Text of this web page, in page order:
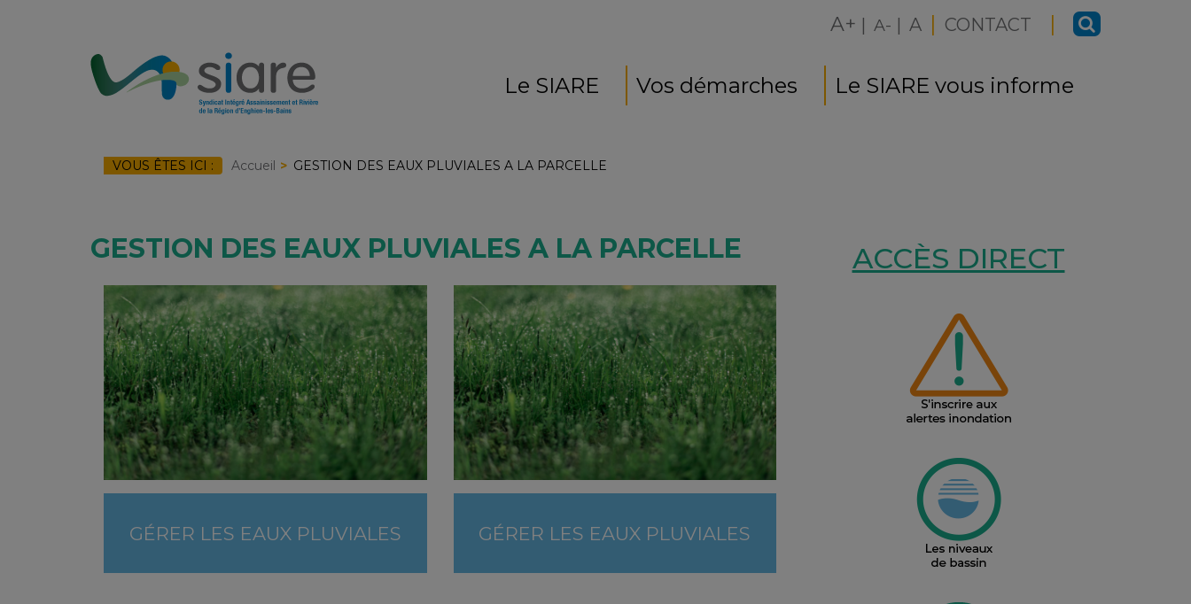
CONTACT |
A+ | A- | A |
Le SIARE Vos démarches Le SIARE vous informe
VOUS ÊTES ICI : Accueil GESTION DES EAUX PLUVIALES A LA PARCELLE
GESTION DES EAUX PLUVIALES A LA PARCELLE
GÉRER LES EAUX PLUVIALES GÉRER LES EAUX PLUVIALES
ACCÈS DIRECT